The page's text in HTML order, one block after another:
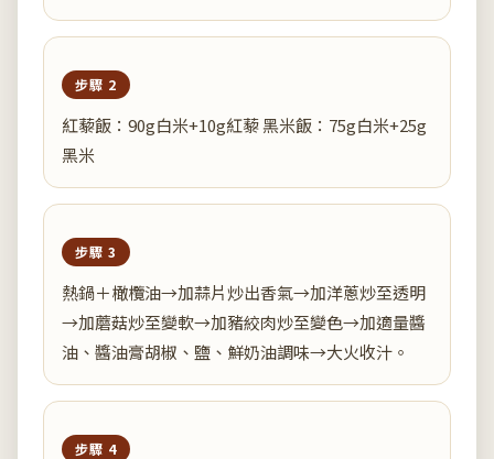
步驟 2
紅藜飯：90g白米+10g紅藜 黑米飯：75g白米+25g
黑米
步驟 3
熱鍋＋橄欖油→加蒜片炒出香氣→加洋蔥炒至透明
→加蘑菇炒至變軟→加豬絞肉炒至變色→加適量醬
油、醬油膏胡椒、鹽、鮮奶油調味→大火收汁。
步驟 4